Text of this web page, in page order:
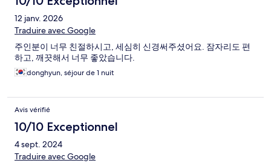
12 janv. 2026
Traduire avec Google
주인분이 너무 친절하시고, 세심히 신경써주셨어요. 잠자리도 편
하고, 깨끗해서 너무 좋았습니다.
donghyun, séjour de 1 nuit
Avis vérifié
10/10 Exceptionnel
4 sept. 2024
Traduire avec Google